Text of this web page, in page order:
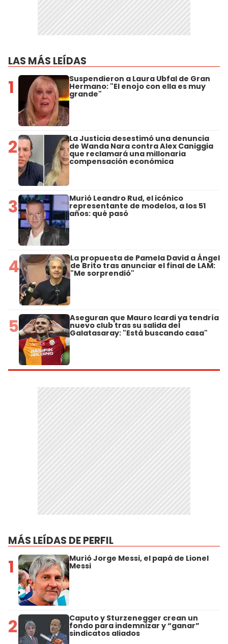
LAS MÁS LEÍDAS
1 Suspendieron a Laura Ubfal de Gran
Hermano: "El enojo con ella es muy
grande"
2 La Justicia desestimó una denuncia
de Wanda Nara contra Alex Caniggia
que reclamará una millonaria
compensación económica
3 Murió Leandro Rud, el icónico
representante de modelos, a los 51
años: qué pasó
4 La propuesta de Pamela David a Ángel
de Brito tras anunciar el final de LAM:
"Me sorprendió"
5 Aseguran que Mauro Icardi ya tendría
nuevo club tras su salida del
Galatasaray: "Está buscando casa"
MÁS LEÍDAS DE PERFIL
1 Murió Jorge Messi, el papá de Lionel
Messi
2 Caputo y Sturzenegger crean un
fondo para indemnizar y “ganar”
sindicatos aliados